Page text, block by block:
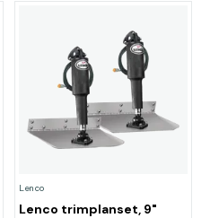
Lenco
Lenco trimplanset, 9"